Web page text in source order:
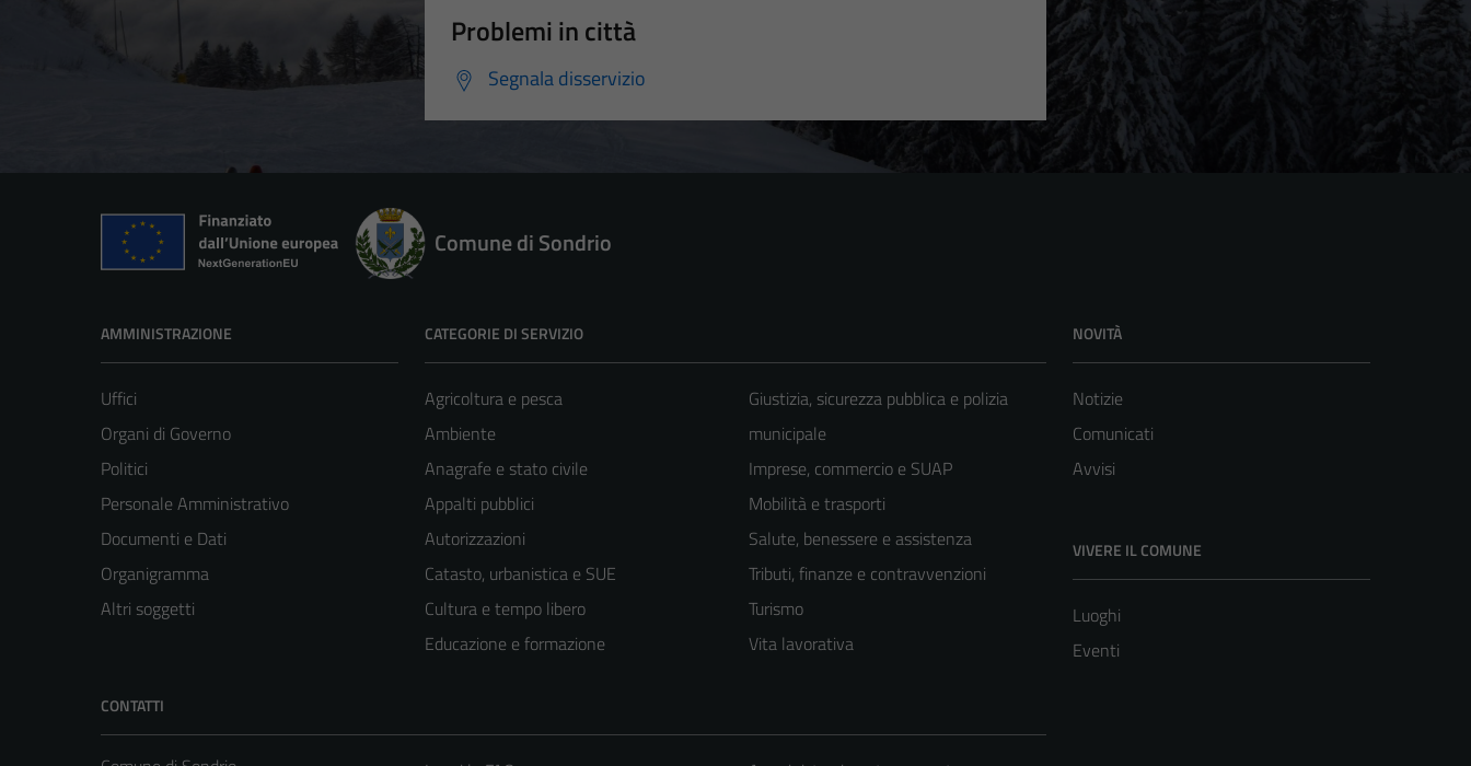
Problemi in città
Segnala disservizio
Comune di Sondrio
AMMINISTRAZIONE
Uffici
Organi di Governo
Politici
Personale Amministrativo
Documenti e Dati
Organigramma
Altri soggetti
CATEGORIE DI SERVIZIO
Agricoltura e pesca
Ambiente
Anagrafe e stato civile
Appalti pubblici
Autorizzazioni
Catasto, urbanistica e SUE
Cultura e tempo libero
Educazione e formazione
Giustizia, sicurezza pubblica e polizia
municipale
Imprese, commercio e SUAP
Mobilità e trasporti
Salute, benessere e assistenza
Tributi, finanze e contravvenzioni
Turismo
Vita lavorativa
NOVITÀ
Notizie
Comunicati
Avvisi
VIVERE IL COMUNE
Luoghi
Eventi
CONTATTI